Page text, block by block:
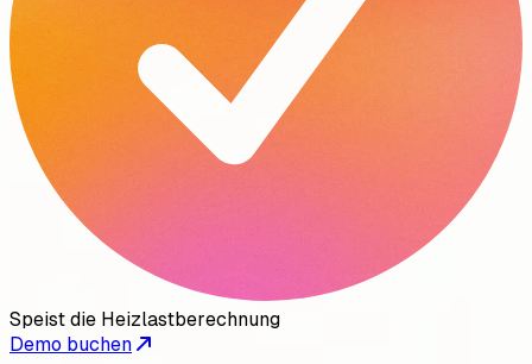
Speist die Heizlastberechnung
Demo buchen